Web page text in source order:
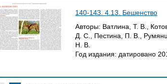
140-143. 4.13. Бешенство
Авторы: Ватлина, Т. В.,
Д. С., Пестина, П. В.,
Н. В.
Год издания: датировано